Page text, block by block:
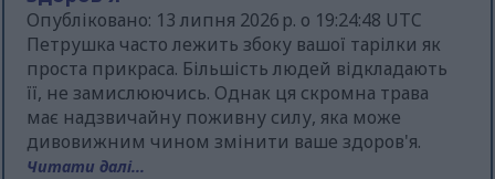
Опубліковано: 13 липня 2026 р. о 19:24:48 UTC
Петрушка часто лежить збоку вашої тарілки як
проста прикраса. Більшість людей відкладають
її, не замислюючись. Однак ця скромна трава
має надзвичайну поживну силу, яка може
дивовижним чином змінити ваше здоров'я.
Читати далі...